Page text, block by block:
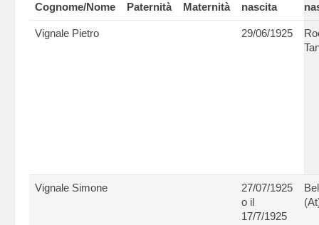
Cognome/Nome Paternità Maternità
nascita
Vignale Pietro 29/06/1925
Vignale Simone
27/07/1925
o il
17/7/1925